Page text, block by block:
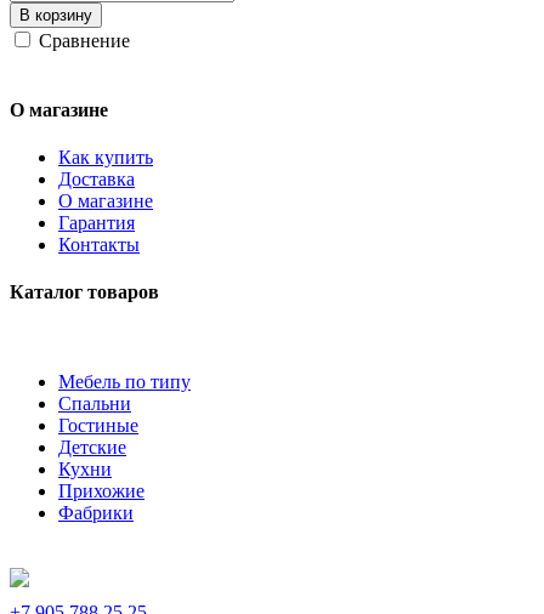
В корзину
Сравнение
О магазине
Как купить
Доставка
О магазине
Гарантия
Контакты
Каталог товаров
Мебель по типу
Спальни
Гостиные
Детские
Кухни
Прихожие
Фабрики